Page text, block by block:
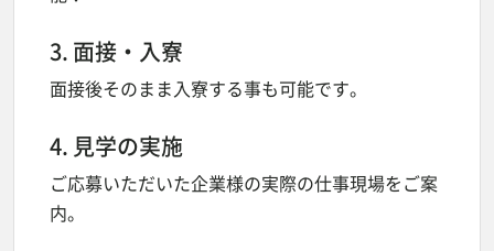
3. 面接・入寮
面接後そのまま入寮する事も可能です。
4. 見学の実施
ご応募いただいた企業様の実際の仕事現場をご案
内。